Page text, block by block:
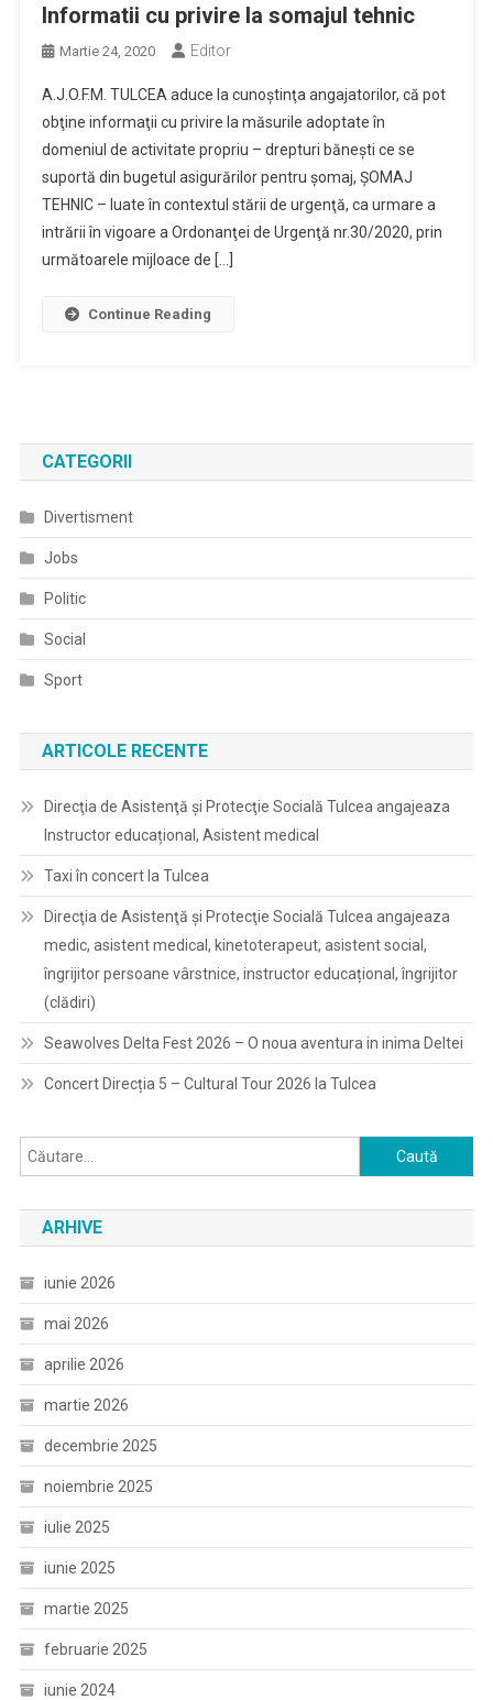
Informatii cu privire la somajul tehnic
Martie 24, 2020 Editor
A.J.O.F.M. TULCEA aduce la cunoştinţa angajatorilor, că pot
obţine informaţii cu privire la măsurile adoptate în
domeniul de activitate propriu – drepturi băneşti ce se
suportă din bugetul asigurărilor pentru şomaj, ŞOMAJ
TEHNIC – luate în contextul stării de urgenţă, ca urmare a
intrării în vigoare a Ordonanţei de Urgenţă nr.30/2020, prin
următoarele mijloace de […]
Continue Reading
CATEGORII
Divertisment
Jobs
Politic
Social
Sport
ARTICOLE RECENTE
Direcţia de Asistenţă şi Protecţie Socială Tulcea angajeaza
Instructor educațional, Asistent medical
Taxi în concert la Tulcea
Direcţia de Asistenţă şi Protecţie Socială Tulcea angajeaza
medic, asistent medical, kinetoterapeut, asistent social,
îngrijitor persoane vârstnice, instructor educațional, îngrijitor
(clădiri)
Seawolves Delta Fest 2026 – O noua aventura in inima Deltei
Concert Direcția 5 – Cultural Tour 2026 la Tulcea
Caută
după:
ARHIVE
iunie 2026
mai 2026
aprilie 2026
martie 2026
decembrie 2025
noiembrie 2025
iulie 2025
iunie 2025
martie 2025
februarie 2025
iunie 2024